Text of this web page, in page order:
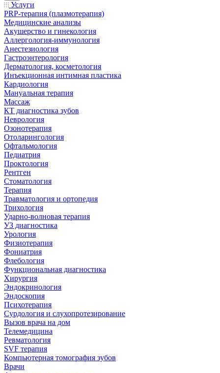
Услуги
PRP-терапия (плазмотерапия)
Медицинские анализы
Акушерство и гинекология
Аллергология-иммунология
Анестезиология
Гастроэнтерология
Дерматология, косметология
Инъекционная интимная пластика
Кардиология
Мануальная терапия
Массаж
КТ диагностика зубов
Неврология
Озонотерапия
Отоларингология
Офтальмология
Педиатрия
Проктология
Рентген
Стоматология
Терапия
Травматология и ортопедия
Трихология
Ударно-волновая терапия
УЗ диагностика
Урология
Физиотерапия
Фониатрия
Флебология
Функциональная диагностика
Хирургия
Эндокринология
Эндоскопия
Психотерапия
Сурдология и слухопротезирование
Вызов врача на дом
Телемедицина
Ревматология
SVF терапия
Компьютерная томография зубов
Врачи